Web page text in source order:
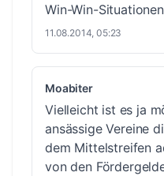
Win-Win-
11.08.2014, 05:23
Moabiter
Vielleicht ist es ja
ansässige Vereine
dem Mittelstreifen
von den